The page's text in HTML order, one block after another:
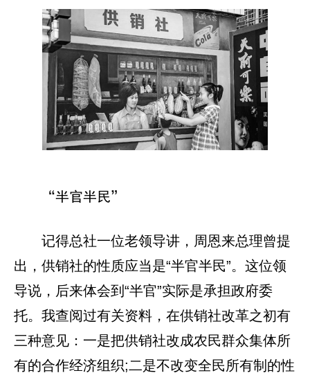
“半官半民”
记得总社一位老领导讲，周恩来总理曾提
出，供销社的性质应当是“半官半民”。这位领
导说，后来体会到“半官”实际是承担政府委
托。我查阅过有关资料，在供销社改革之初有
三种意见：一是把供销社改成农民群众集体所
有的合作经济组织;二是不改变全民所有制的性